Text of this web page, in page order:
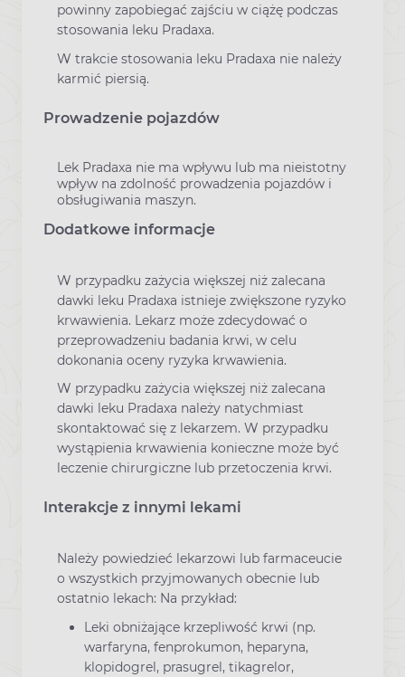
powinny zapobiegać zajściu w ciążę podczas
stosowania leku Pradaxa.
W trakcie stosowania leku Pradaxa nie należy
karmić piersią.
Prowadzenie pojazdów
Lek Pradaxa nie ma wpływu lub ma nieistotny
wpływ na zdolność prowadzenia pojazdów i
obsługiwania maszyn.
Dodatkowe informacje
W przypadku zażycia większej niż zalecana
dawki leku Pradaxa istnieje zwiększone ryzyko
krwawienia. Lekarz może zdecydować o
przeprowadzeniu badania krwi, w celu
dokonania oceny ryzyka krwawienia.
W przypadku zażycia większej niż zalecana
dawki leku Pradaxa należy natychmiast
skontaktować się z lekarzem. W przypadku
wystąpienia krwawienia konieczne może być
leczenie chirurgiczne lub przetoczenia krwi.
Interakcje z innymi lekami
Należy powiedzieć lekarzowi lub farmaceucie
o wszystkich przyjmowanych obecnie lub
ostatnio lekach: Na przykład:
Leki obniżające krzepliwość krwi (np.
warfaryna, fenprokumon, heparyna,
klopidogrel, prasugrel, tikagrelor,